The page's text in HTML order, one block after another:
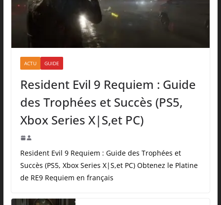
ACTU GUIDE
Resident Evil 9 Requiem : Guide
des Trophées et Succès (PS5,
Xbox Series X|S,et PC)
Resident Evil 9 Requiem : Guide des Trophées et
Succès (PS5, Xbox Series X|S,et PC) Obtenez le Platine
de RE9 Requiem en français